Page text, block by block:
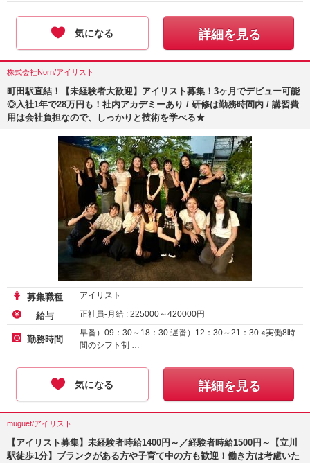
気になる 詳細を見る
株式会社Norn/アイリスト
町田駅直結！【未経験者大歓迎】アイリスト募集！3ヶ月でデビュー可能
◎入社1年で28万円も！社内アカデミーあり / 研修は勤務時間内 / 講習費
用は会社負担なので、しっかりと技術を学べる★
募集職種 アイリスト
給与 正社員-月給 : 225000～420000円
勤務時間
早番）09：30～18：30 遅番）12：30～21：30 ※実働8時
間のシフト制 …
気になる 詳細を見る
muguet/アイリスト
【アイリスト募集】未経験者時給1400円～／経験者時給1500円～【立川
駅徒歩1分】ブランクがある方や子育て中の方も歓迎！働き方は考慮いた